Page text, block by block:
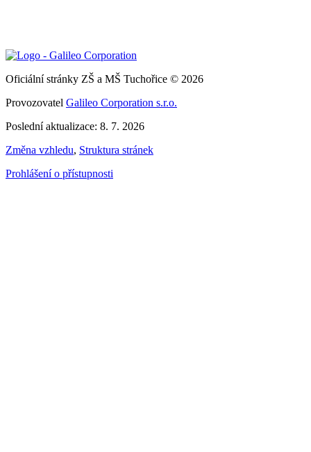
Oficiální stránky ZŠ a MŠ Tuchořice © 2026
Provozovatel Galileo Corporation s.r.o.
Poslední aktualizace: 8. 7. 2026
Změna vzhledu, Struktura stránek
Prohlášení o přístupnosti